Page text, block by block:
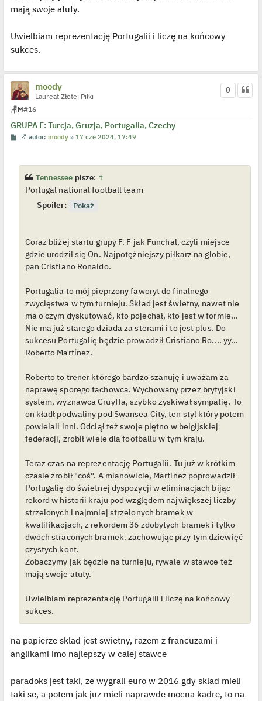
mają swoje atuty.
Uwielbiam reprezentację Portugalii i liczę na końcowy
sukces.
moody
Laureat Złotej Piłki
🪑M#16
GRUPA F: Turcja, Gruzja, Portugalia, Czechy
0
P
W
i
e
t
l
n
z
y
p
s
t
autor:moody »17 cze 2024, 17:49
Tennessee pisze: ↑
Portugal national football team
Spoiler:
Coraz bliżej startu grupy F. F jak Funchal, czyli miejsce
gdzie urodził się On. Najpotężniejszy piłkarz na globie,
pan Cristiano Ronaldo.
Portugalia to mój pieprzony faworyt do finalnego
zwycięstwa w tym turnieju. Skład jest świetny, nawet nie
ma o czym dyskutować, kto pojechał, kto jest w formie...
Nie ma już starego dziada za sterami i to jest plus. Do
sukcesu Portugalię będzie prowadził Cristiano Ro.... yy...
Roberto Martínez.
Roberto to trener którego bardzo szanuję i uważam za
naprawę sporego fachowca. Wychowany przez brytyjski
system, wyznawca Cruyffa, szybko zyskiwał sympatię. To
on kładł podwaliny pod Swansea City, ten styl który potem
powielali inni. Odciął też swoje piętno w belgijskiej
federacji, zrobił wiele dla footballu w tym kraju.
Teraz czas na reprezentację Portugalii. Tu już w krótkim
czasie zrobił "coś". A mianowicie, Martinez poprowadził
Portugalię do świetnej dyspozycji w eliminacjach bijąc
rekord w historii kraju pod względem największej liczby
strzelonych i najmniej strzelonych bramek w
kwalifikacjach, z rekordem 36 zdobytych bramek i tylko
dwóch straconych bramek. zachowując przy tym dziewięć
czystych kont.
Zobaczymy jak będzie na turnieju, rywale w stawce też
mają swoje atuty.
Uwielbiam reprezentację Portugalii i liczę na końcowy
sukces.
na papierze sklad jest swietny, razem z francuzami i
anglikami imo najlepszy w calej stawce
paradoks jest taki, ze wygrali euro w 2016 gdy sklad mieli
taki se, a potem jak juz mieli naprawde mocna kadre, to na